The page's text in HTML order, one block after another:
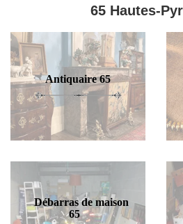
65 Hautes-
Antiquaire 65
Débarras de maison
65